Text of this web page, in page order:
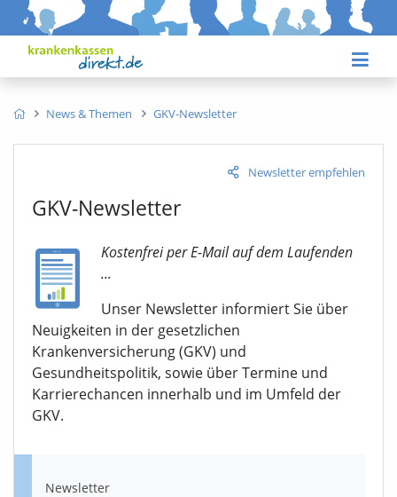
News & Themen GKV-Newsletter
Newsletter empfehlen
GKV-Newsletter
Kostenfrei per E-Mail auf dem Laufenden
...
Unser Newsletter informiert Sie über
Neuigkeiten in der gesetzlichen
Krankenversicherung (GKV) und
Gesundheitspolitik, sowie über Termine und
Karrierechancen innerhalb und im Umfeld der
GKV.
Newsletter